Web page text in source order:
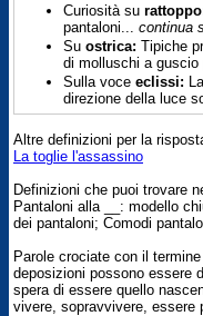
Curiosità su
pantaloni... continua
Su ostrica: Tipiche
di molluschi a guscio
Sulla voce eclissi:
direzione della luce
Altre definizioni per la
La toglie l'assassino
Definizioni che puoi trovare
Pantaloni alla __: modello
dei pantaloni; Comodi
Parole crociate con il termine
deposizioni possono essere
spera di essere quello
vivere, sopravvivere, essere